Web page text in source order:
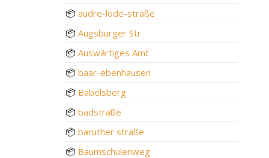
📦 audre-lode-straße
📦 Augsburger Str.
📦 Auswärtiges Amt
📦 baar-ebenhausen
📦 Babelsberg
📦 badstraße
📦 baruther straße
📦 Baumschulenweg